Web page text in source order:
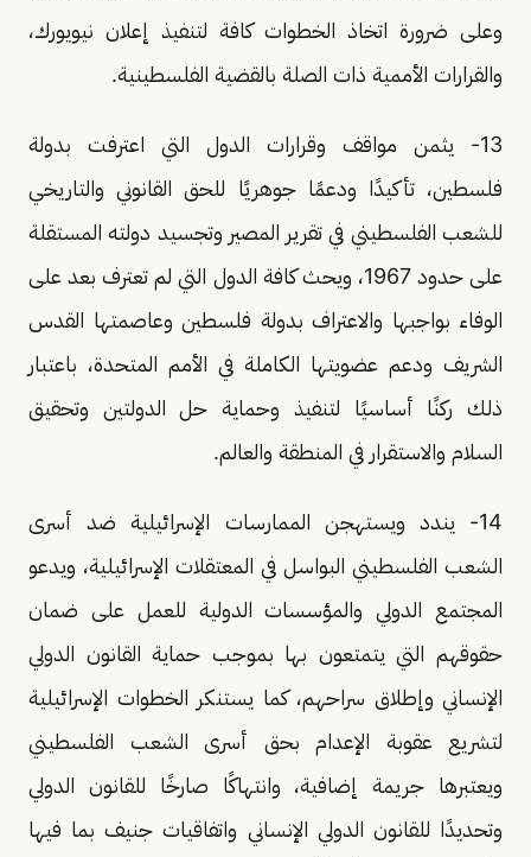
وعلى ضرورة اتخاذ الخطوات كافة لتنفيذ إعلان نيويورك،
والقرارات الأممية ذات الصلة بالقضية الفلسطينية.
13- يثمن مواقف وقرارات الدول التي اعترفت بدولة
فلسطين، تأكيدًا ودعمًا جوهريًا للحق القانوني والتاريخي
للشعب الفلسطيني في تقرير المصير وتجسيد دولته المستقلة
على حدود 1967، ويحث كافة الدول التي لم تعترف بعد على
الوفاء بواجبها والاعتراف بدولة فلسطين وعاصمتها القدس
الشريف ودعم عضويتها الكاملة في الأمم المتحدة، باعتبار
ذلك ركنًا أساسيًا لتنفيذ وحماية حل الدولتين وتحقيق
السلام والاستقرار في المنطقة والعالم.
14- يندد ويستهجن الممارسات الإسرائيلية ضد أسرى
الشعب الفلسطيني البواسل في المعتقلات الإسرائيلية، ويدعو
المجتمع الدولي والمؤسسات الدولية للعمل على ضمان
حقوقهم التي يتمتعون بها بموجب حماية القانون الدولي
الإنساني وإطلاق سراحهم، كما يستنكر الخطوات الإسرائيلية
لتشريع عقوبة الإعدام بحق أسرى الشعب الفلسطيني
ويعتبرها جريمة إضافية، وانتهاكًا صارخًا للقانون الدولي
وتحديدًا للقانون الدولي الإنساني واتفاقيات جنيف بما فيها